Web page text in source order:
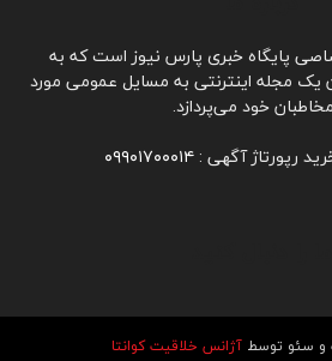
پایگاه خبری پارس نیوز است که به
مجله اینترنتی به مسايل عمومی مورد
خود می‌پردازد.
رپورتاژ آگهی : ۰۹۹۰۱۷۰۰۰۱۴
و سئو توسط آژانس خلاقیت کوانتا